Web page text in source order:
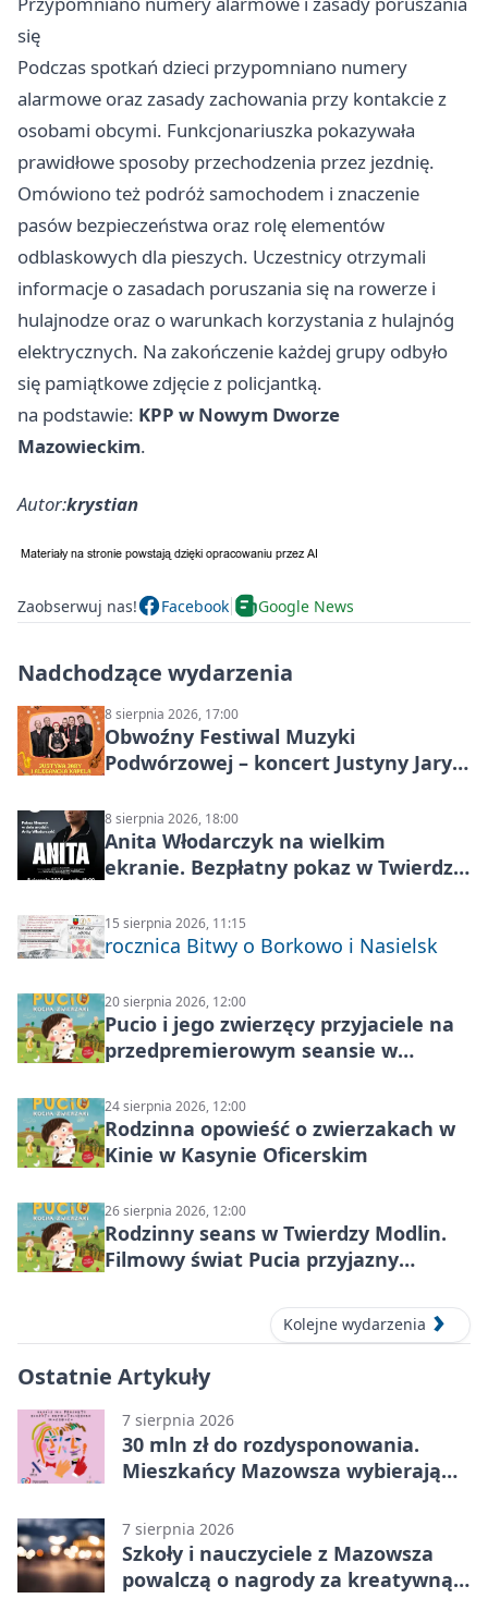
się
Podczas spotkań dzieci przypomniano numery
alarmowe oraz zasady zachowania przy kontakcie z
osobami obcymi. Funkcjonariuszka pokazywała
prawidłowe sposoby przechodzenia przez jezdnię.
Omówiono też podróż samochodem i znaczenie
pasów bezpieczeństwa oraz rolę elementów
odblaskowych dla pieszych. Uczestnicy otrzymali
informacje o zasadach poruszania się na rowerze i
hulajnodze oraz o warunkach korzystania z hulajnóg
elektrycznych. Na zakończenie każdej grupy odbyło
się pamiątkowe zdjęcie z policjantką.
na podstawie: KPP w Nowym Dworze
Mazowieckim.
Autor:krystian
Zaobserwuj nas! Facebook Google News
Nadchodzące wydarzenia
8 sierpnia 2026, 17:00
Obwoźny Festiwal Muzyki
Podwórzowej – koncert Justyny Jary i
8 sierpnia 2026, 18:00
Anita Włodarczyk na wielkim
ekranie. Bezpłatny pokaz w Twierdzy
15 sierpnia 2026, 11:15
rocznica Bitwy o Borkowo i Nasielsk
20 sierpnia 2026, 12:00
Pucio i jego zwierzęcy przyjaciele na
przedpremierowym seansie w
24 sierpnia 2026, 12:00
Rodzinna opowieść o zwierzakach w
Kinie w Kasynie Oficerskim
26 sierpnia 2026, 12:00
Rodzinny seans w Twierdzy Modlin.
Filmowy świat Pucia przyjazny
Kolejne wydarzenia
Ostatnie Artykuły
7 sierpnia 2026
30 mln zł do rozdysponowania.
Mieszkańcy Mazowsza wybierają
7 sierpnia 2026
Szkoły i nauczyciele z Mazowsza
powalczą o nagrody za kreatywną